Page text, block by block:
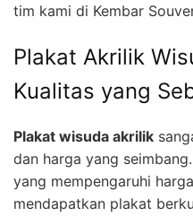
tim kami di Kembar
Plakat Akrilik
Kualitas yang
Plakat wisuda akrilik
dan harga yang
yang mempengaruhi
mendapatkan plakat